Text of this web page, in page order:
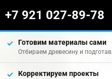
+7 921 027-89-78
Готовим материалы сами
Отбираем древесину и
Корректируем проекты